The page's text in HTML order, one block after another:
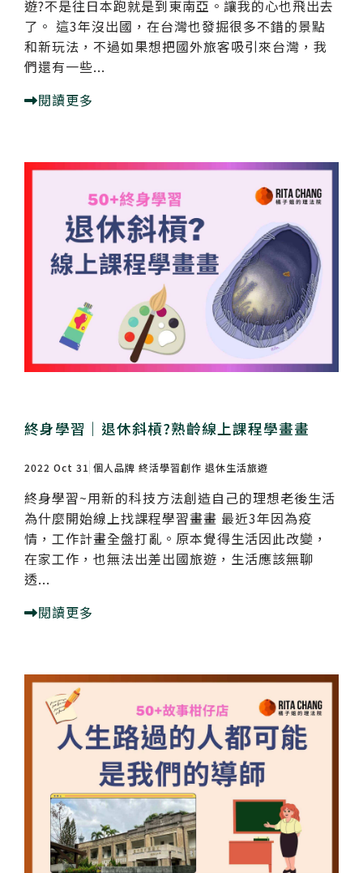
遊?不是往日本跑就是到東南亞。讓我的心也飛出去
了。 這3年沒出國，在台灣也發掘很多不錯的景點
和新玩法，不過如果想把國外旅客吸引來台灣，我
們還有一些...
閱讀更多
終身學習｜退休斜槓?熟齡線上課程學畫畫
2022 Oct 31 個人品牌 終活學習創作 退休生活旅遊
終身學習~用新的科技方法創造自己的理想老後生活
為什麼開始線上找課程學習畫畫 最近3年因為疫
情，​工作計畫全盤打亂。​原本覺得生活因此改變，
在家工作，也​無法出差出國旅遊，生活應該無聊
透...
閱讀更多